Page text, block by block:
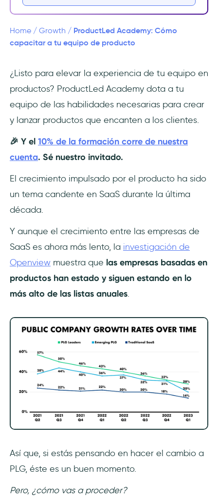
Academy
¿Por qué elegir la ProductLed Academy?
Conclusión
Home / Growth / ProductLed Academy: Cómo
capacitar a tu equipo de producto
¿Listo para elevar la experiencia de tu equipo en
productos? ProductLed Academy dota a tu
equipo de las habilidades necesarias para crear
y lanzar productos que encanten a los clientes.
🎉 Y el 10% de la formación corre de nuestra
cuenta. Sé nuestro invitado.
El crecimiento impulsado por el producto ha sido
un tema candente en SaaS durante la última
década.
Y aunque el crecimiento entre las empresas de
SaaS es ahora más lento, la investigación de
Openview muestra que las empresas basadas en
productos han estado y siguen estando en lo
más alto de las listas anuales.
Así que, si estás pensando en hacer el cambio a
PLG, éste es un buen momento.
Pero, ¿cómo vas a proceder?